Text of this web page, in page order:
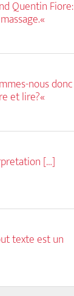
Quentin Fiore:
nous donc
et lire?«
[…]
texte est un